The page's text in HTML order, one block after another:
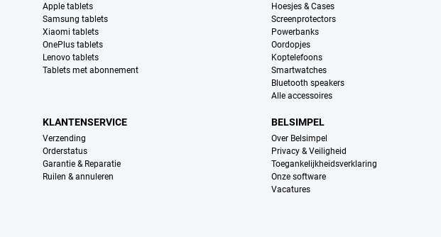
Apple tablets
Samsung tablets
Xiaomi tablets
OnePlus tablets
Lenovo tablets
Tablets met abonnement
Hoesjes & Cases
Screenprotectors
Powerbanks
Oordopjes
Koptelefoons
Smartwatches
Bluetooth speakers
Alle accessoires
KLANTENSERVICE
Verzending
Orderstatus
Garantie & Reparatie
Ruilen & annuleren
BELSIMPEL
Over Belsimpel
Privacy & Veiligheid
Toegankelijkheidsverklaring
Onze software
Vacatures